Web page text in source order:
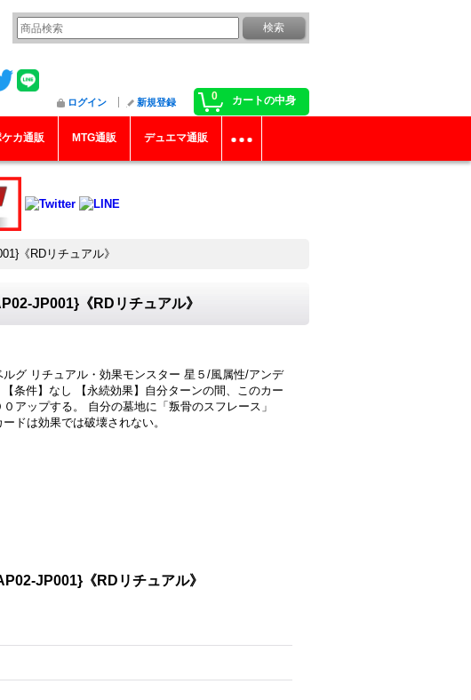
0 カートの中身
ログイン 新規登録
カ通販 MTG通販 デュエマ通販
《RDリチュアル》
JP001}《RDリチュアル》
グ リチュアル・効果モンスター 星５/風属性/アンデ
条件】なし 【永続効果】自分ターンの間、このカー
０アップする。 自分の墓地に「叛骨のスフレース」
ドは効果では破壊されない。
JP001}《RDリチュアル》